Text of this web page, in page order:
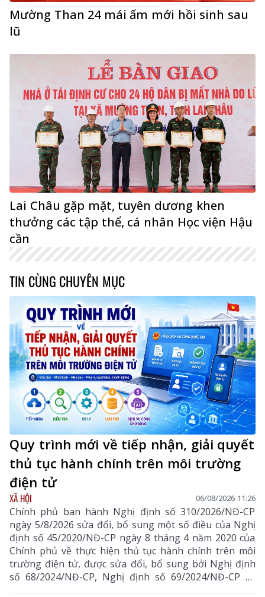
Mường Than 24 mái ấm mới hồi sinh sau
lũ
Lai Châu gặp mặt, tuyên dương khen
thưởng các tập thể, cá nhân Học viện Hậu
cần
TIN CÙNG CHUYÊN MỤC
Quy trình mới về tiếp nhận, giải quyết
thủ tục hành chính trên môi trường
điện tử
XÃ HỘI 06/08/2026 11:26
Chính phủ ban hành Nghị định số 310/2026/NĐ-CP
ngày 5/8/2026 sửa đổi, bổ sung một số điều của Nghị
định số 45/2020/NĐ-CP ngày 8 tháng 4 năm 2020 của
Chính phủ về thực hiện thủ tục hành chính trên môi
trường điện tử, được sửa đổi, bổ sung bởi Nghị định
số 68/2024/NĐ-CP, Nghị định số 69/2024/NĐ-CP và
Nghị định số 118/2025/NĐ-CP.